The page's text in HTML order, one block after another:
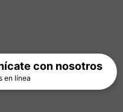
con nosotros
en línea